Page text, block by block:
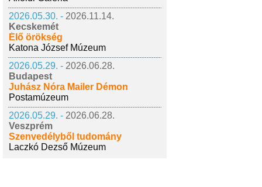
2026.05.30. - 2026.11.14.
Kecskemét
Élő örökség
Katona József Múzeum
2026.05.29. - 2026.06.28.
Budapest
Juhász Nóra Mailer Démon
Postamúzeum
2026.05.29. - 2026.06.28.
Veszprém
Szenvedélyből tudomány
Laczkó Dezső Múzeum